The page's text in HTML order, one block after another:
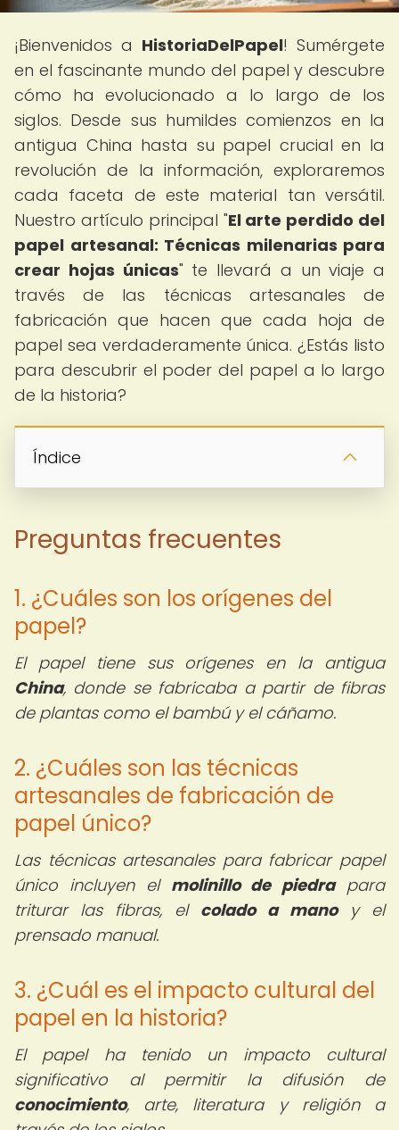
¡Bienvenidos a HistoriaDelPapel! Sumérgete
en el fascinante mundo del papel y descubre
cómo ha evolucionado a lo largo de los
siglos. Desde sus humildes comienzos en la
antigua China hasta su papel crucial en la
revolución de la información, exploraremos
cada faceta de este material tan versátil.
Nuestro artículo principal "El arte perdido del
papel artesanal: Técnicas milenarias para
crear hojas únicas" te llevará a un viaje a
través de las técnicas artesanales de
fabricación que hacen que cada hoja de
papel sea verdaderamente única. ¿Estás listo
para descubrir el poder del papel a lo largo
de la historia?
Índice
Preguntas frecuentes
1. ¿Cuáles son los orígenes del
papel?
El papel tiene sus orígenes en la antigua
China, donde se fabricaba a partir de fibras
de plantas como el bambú y el cáñamo.
2. ¿Cuáles son las técnicas
artesanales de fabricación de
papel único?
Las técnicas artesanales para fabricar papel
único incluyen el molinillo de piedrapara
triturar las fibras, el colado a manoy el
prensado manual.
3. ¿Cuál es el impacto cultural del
papel en la historia?
El papel ha tenido un impacto cultural
significativo al permitir la difusión de
conocimiento, arte, literatura y religión a